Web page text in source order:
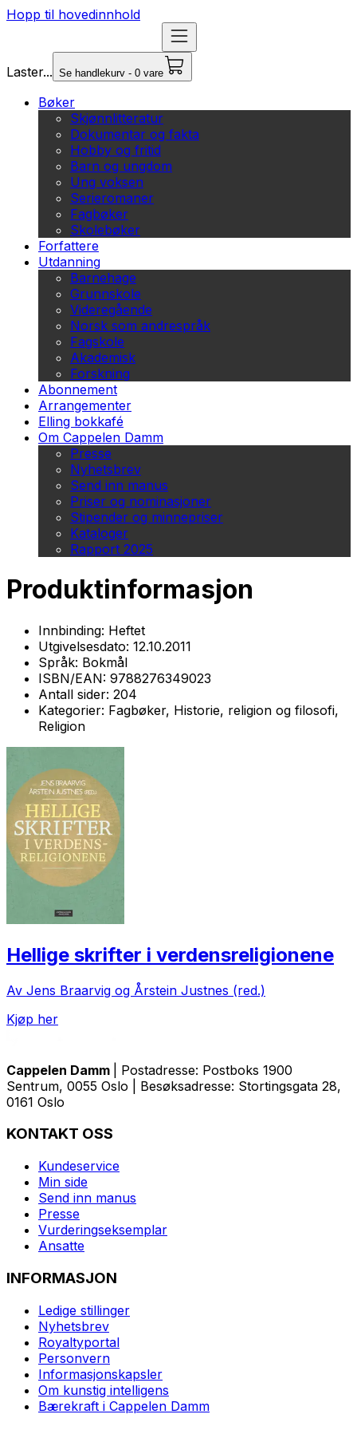
Hopp til hovedinnhold
Laster... Se handlekurv - 0 vare
Bøker
Skjønnlitteratur
Dokumentar og fakta
Hobby og fritid
Barn og ungdom
Ung voksen
Serieromaner
Fagbøker
Skolebøker
Forfattere
Utdanning
Barnehage
Grunnskole
Videregående
Norsk som andrespråk
Fagskole
Akademisk
Forskning
Abonnement
Arrangementer
Elling bokkafé
Om Cappelen Damm
Presse
Nyhetsbrev
Send inn manus
Priser og nominasjoner
Stipender og minnepriser
Kataloger
Rapport 2025
Produktinformasjon
Innbinding: Heftet
Utgivelsesdato: 12.10.2011
Språk: Bokmål
ISBN/EAN: 9788276349023
Antall sider: 204
Kategorier: Fagbøker, Historie, religion og filosofi,
Religion
Hellige skrifter i verdensreligionene
Av Jens Braarvig og Årstein Justnes (red.)
Kjøp her
Cappelen Damm
| Postadresse: Postboks 1900
Sentrum, 0055 Oslo | Besøksadresse: Stortingsgata 28,
0161 Oslo
KONTAKT OSS
Kundeservice
Min side
Send inn manus
Presse
Vurderingseksemplar
Ansatte
INFORMASJON
Ledige stillinger
Nyhetsbrev
Royaltyportal
Personvern
Informasjonskapsler
Om kunstig intelligens
Bærekraft i Cappelen Damm